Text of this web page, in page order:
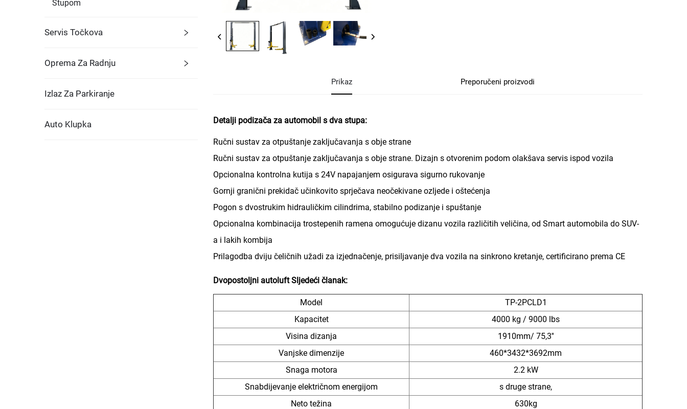
Stupom
Servis Točkova
Oprema Za Radnju
Izlaz Za Parkiranje
Auto Klupka
Prikaz Preporučeni proizvodi
Detalji podizača za automobil s dva stupa:
Ručni sustav za otpuštanje zaključavanja s obje strane
Ručni sustav za otpuštanje zaključavanja s obje strane. Dizajn s otvorenim podom olakšava servis ispod vozila
Opcionalna kontrolna kutija s 24V napajanjem osigurava sigurno rukovanje
Gornji granični prekidač učinkovito sprječava neočekivane ozljede i oštećenja
Pogon s dvostrukim hidrauličkim cilindrima, stabilno podizanje i spuštanje
Opcionalna kombinacija trostepenih ramena omogućuje dizanu vozila različitih veličina, od Smart automobila do SUV-
a i lakih kombija
Prilagodba dviju čeličnih užadi za izjednačenje, prisiljavanje dva vozila na sinkrono kretanje, certificirano prema CE
Dvopostoljni autoluftSljedeći članak:
Model
TP-2PCLD1
Kapacitet
4000 kg / 9000 lbs
Visina dizanja
1910mm/ 75,3''
Vanjske dimenzije
460*3432*3692mm
Snaga motora
2.2 kW
Snabdijevanje električnom energijom
s druge strane,
Neto težina
630kg